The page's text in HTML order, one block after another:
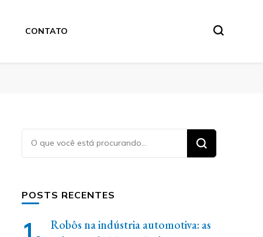
CONTATO
Procurando
algo?
POSTS RECENTES
Robôs na indústria automotiva: as